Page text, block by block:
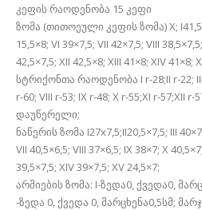
კეფის რაოდენობა 15 კეფი
ზომა (თითოეული კეფის ზომა) X;
15,5×8; VI 39×7,5; VII 42×7,5; VIII
42,5×7,5; XII 42,5×8; XIII 41×8; XIV 41×8;
სტრიქონთა რაოდენობა I r-28;II r-22; III
r-60; VIII r-53; IX r-48; X r-55;XI r-57;XII r-
დაუწერელი;
ნაწერის ზომა I27x7,5;II20,5×7,5; III
VII 40,5×6,5; VIII 37×6,5; IX 38×7; X
39,5×7,5; XIV 39×7,5; XV 24,5×7;
არშიების ზომა: I-ზედა0, ქვედა0,
-ზედა 0, ქვედა 0, მარცხენა0,5სმ;